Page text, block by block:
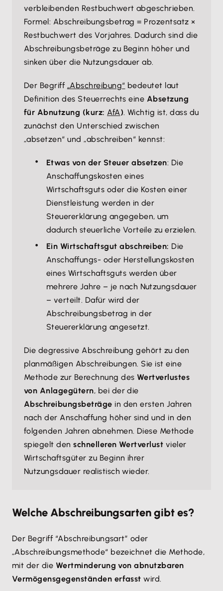
verbleibenden Restbuchwert abgeschrieben.
Formel: Abschreibungsbetrag = Prozentsatz ×
Restbuchwert des Vorjahres. Dadurch sind die
Abschreibungsbeträge zu Beginn höher und
sinken über die Nutzungsdauer ab.
Der Begriff „Abschreibung“ bedeutet laut
Definition des Steuerrechts eine Absetzung
für Abnutzung (kurz:AfA). Wichtig ist, dass du
zunächst den Unterschied zwischen
„absetzen“ und „abschreiben“ kennst:
Etwas von der Steuer absetzen: Die
Anschaffungskosten eines
Wirtschaftsguts oder die Kosten einer
Dienstleistung werden in der
Steuererklärung angegeben, um
dadurch steuerliche Vorteile zu erzielen.
Ein Wirtschaftsgut abschreiben: Die
Anschaffungs- oder Herstellungskosten
eines Wirtschaftsguts werden über
mehrere Jahre – je nach Nutzungsdauer
– verteilt. Dafür wird der
Abschreibungsbetrag in der
Steuererklärung angesetzt.
Die degressive Abschreibung gehört zu den
planmäßigen Abschreibungen. Sie ist eine
Methode zur Berechnung des Wertverlustes
von Anlagegütern, bei der die
Abschreibungsbeträge in den ersten Jahren
nach der Anschaffung höher sind und in den
folgenden Jahren abnehmen. Diese Methode
spiegelt denschnelleren Wertverlust vieler
Wirtschaftsgüter zu Beginn ihrer
Nutzungsdauer realistisch wieder.
Welche Abschreibungsarten gibt es?
Der Begriff “Abschreibungsart” oder
„Abschreibungsmethode“ bezeichnet die Methode,
mit der die Wertminderung von abnutzbaren
Vermögensgegenständen erfasst wird.